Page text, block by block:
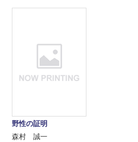
野性の証明
森村 誠一